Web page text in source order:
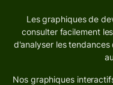
Les graphiques de
consulter facilement
d'analyser les
Nos graphiques